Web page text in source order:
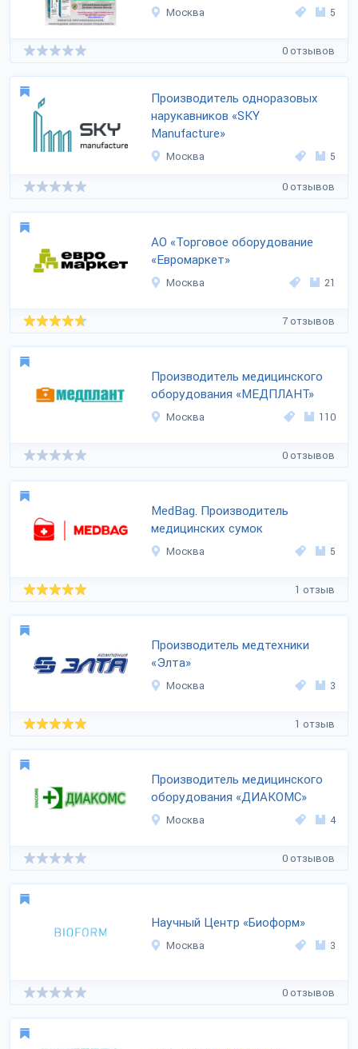
Москва 5
0 отзывов
Производитель одноразовых
нарукавников «SKY
Manufacture»
Москва 5
0 отзывов
АО «Торговое оборудование
«Евромаркет»
Москва 21
7 отзывов
Производитель медицинского
оборудования «МЕДПЛАНТ»
Москва 110
0 отзывов
MedBag. Производитель
медицинских сумок
Москва 5
1 отзыв
Производитель медтехники
«Элта»
Москва 3
1 отзыв
Производитель медицинского
оборудования «ДИАКОМС»
Москва 4
0 отзывов
Научный Центр «Биоформ»
Москва 3
0 отзывов